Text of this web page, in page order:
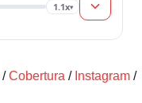
1.1x▾
/Cobertura / Instagram /